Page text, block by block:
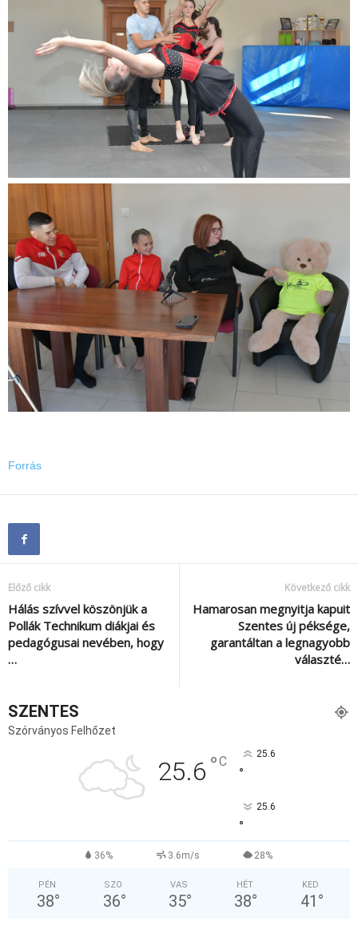
Forrás
Előző cikk
Hálás szívvel köszönjük a
Pollák Technikum diákjai és
pedagógusai nevében, hogy
…
Következő cikk
Hamarosan megnyitja kapuit
Szentes új péksége,
garantáltan a legnagyobb
választé…
SZENTES
Szórványos Felhőzet
25.6 °C 25.6
°
25.6
°
36% 3.6m/s 28%
PÉN
38°
SZO
36°
VAS
35°
HÉT
38°
KED
41 °